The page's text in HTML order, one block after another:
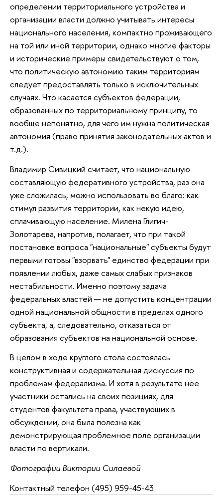
определении территориального устройства и
организации власти должно учитывать интересы
национального населения, компактно проживающего
на той или иной территории, однако многие факторы
и исторические примеры свидетельствуют о том,
что политическую автономию таким территориям
следует предоставлять только в исключительных
случаях. Что касается субъектов федерации,
образованных по территориальному принципу, то
вообще непонятно, для чего им нужна политическая
автономия (право принятия законодательных актов и
т.д.).
Владимир Сивицкий считает, что национальную
составляющую федеративного устройства, раз она
уже сложилась, можно использовать во благо: как
стимул развития территории, как некую идею,
сплачивающую население. Милена Глигич-
Золотарева, напротив, полагает, что при такой
постановке вопроса "национальные" субъекты будут
первыми готовы "взорвать" единство федерации при
появлении любых, даже самых слабых признаков
нестабильности. Именно поэтому задача
федеральных властей — не допустить концентрации
одной национальной общности в пределах одного
субъекта, а, следовательно, отказаться от
образования субъектов на национальной основе.
В целом в ходе круглого стола состоялась
конструктивная и содержательная дискуссия по
проблемам федерализма. И хотя в результате нее
участники остались на своих позициях, для
студентов факультета права, участвующих в
обсуждении, она была полезна как
демонстрирующая проблемное поле организации
власти по вертикали.
Фотографии Виктории Силаевой
Контактный телефон (495) 959-45-43